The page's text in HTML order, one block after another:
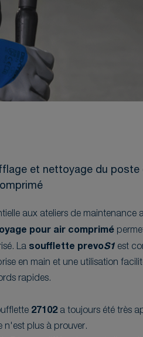
et nettoyage du
aux ateliers de maintenance
pour air comprimé
La soufflette prevoS1 est
en main et une utilisation
rapides.
27102a toujours été très
n'est plus à prouver.